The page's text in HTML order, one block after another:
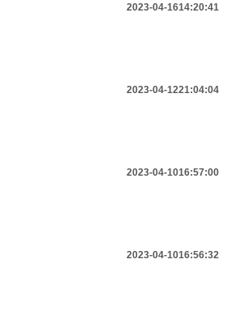
2023-04-1614:20:41
2023-04-1221:04:04
2023-04-1016:57:00
2023-04-1016:56:32